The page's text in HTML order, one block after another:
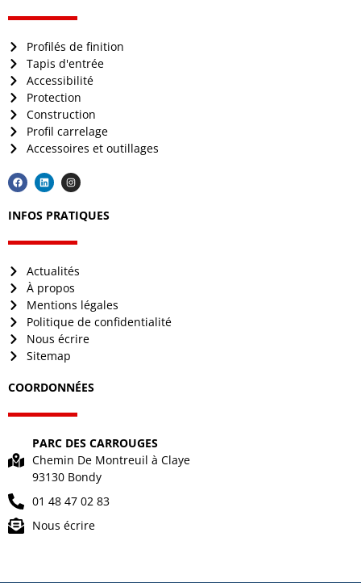
Profilés de finition
Tapis d'entrée
Accessibilité
Protection
Construction
Profil carrelage
Accessoires et outillages
INFOS PRATIQUES
Actualités
À propos
Mentions légales
Politique de confidentialité
Nous écrire
Sitemap
COORDONNÉES
PARC DES CARROUGES
Chemin De Montreuil à Claye
93130 Bondy
01 48 47 02 83
Nous écrire